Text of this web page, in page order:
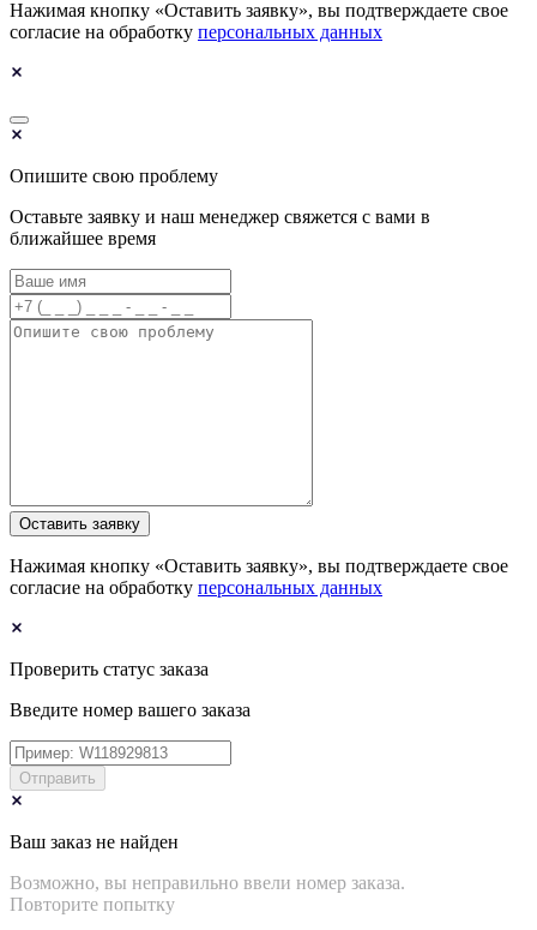
Нажимая кнопку «Оставить заявку», вы подтверждаете свое
согласие на обработку персональных данных
Опишите свою проблему
Оставьте заявку и наш менеджер свяжется с вами в
ближайшее время
Оставить заявку
Нажимая кнопку «Оставить заявку», вы подтверждаете свое
согласие на обработку персональных данных
Проверить статус заказа
Введите номер вашего заказа
Отправить
Ваш заказ не найден
Возможно, вы неправильно ввели номер заказа.
Повторите попытку